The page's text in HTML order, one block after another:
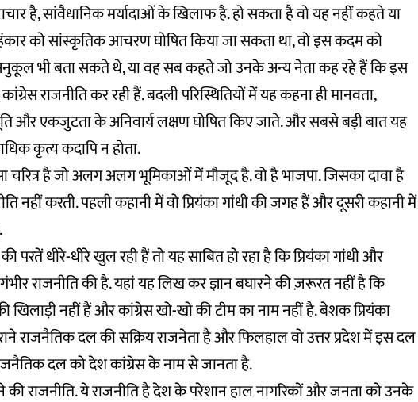
है, सांवैधानिक मर्यादाओं के खिलाफ है. हो सकता है वो यह नहीं कहते या
को सांस्कृतिक आचरण घोषित किया जा सकता था, वो इस कदम को
अनुकूल भी बता सकते थे, या वह सब कहते जो उनके अन्य नेता कह रहे हैं कि इस
राजनीति कर रही हैं. बदली परिस्थितियों में यह कहना ही मानवता,
और एकजुटता के अनिवार्य लक्षण घोषित किए जाते. और सबसे बड़ी बात यह
कृत्य कदापि न होता.
चरित्र है जो अलग अलग भूमिकाओं में मौजूद है. वो है भाजपा. जिसका दावा है
नहीं करती. पहली कहानी में वो प्रियंका गांधी की जगह हैं और दूसरी कहानी में
परतें धीरे-धीरे खुल रही हैं तो यह साबित हो रहा है कि प्रियंका गांधी और
राजनीति की है. यहां यह लिख कर ज्ञान बघारने की ज़रूरत नहीं है कि
की खिलाड़ी नहीं हैं और कांग्रेस खो-खो की टीम का नाम नहीं है. बेशक प्रियंका
राजनैतिक दल की सक्रिय राजनेता है और फिलहाल वो उत्तर प्रदेश में इस दल
दल को देश कांग्रेस के नाम से जानता है.
की राजनीति. ये राजनीति है देश के परेशान हाल नागरिकों और जनता को उनके